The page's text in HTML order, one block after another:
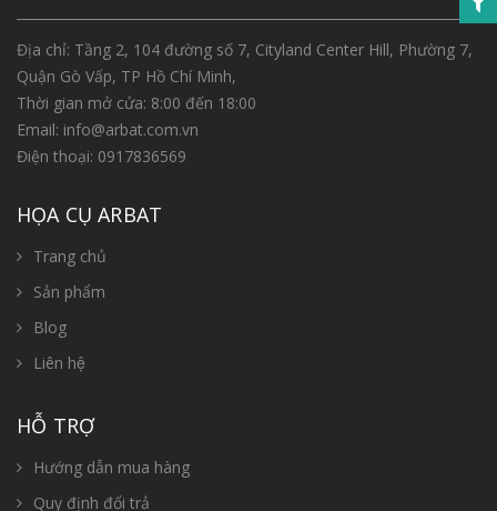
Địa chỉ: Tầng 2, 104 đường số 7, Cityland Center Hill, Phường 7,
Quận Gò Vấp, TP Hồ Chí Minh,
Thời gian mở cửa: 8:00 đến 18:00
Email: info@arbat.com.vn
Điện thoại: 0917836569
HỌA CỤ ARBAT
Trang chủ
Sản phẩm
Blog
Liên hệ
HỖ TRỢ
Hướng dẫn mua hàng
Quy định đổi trả